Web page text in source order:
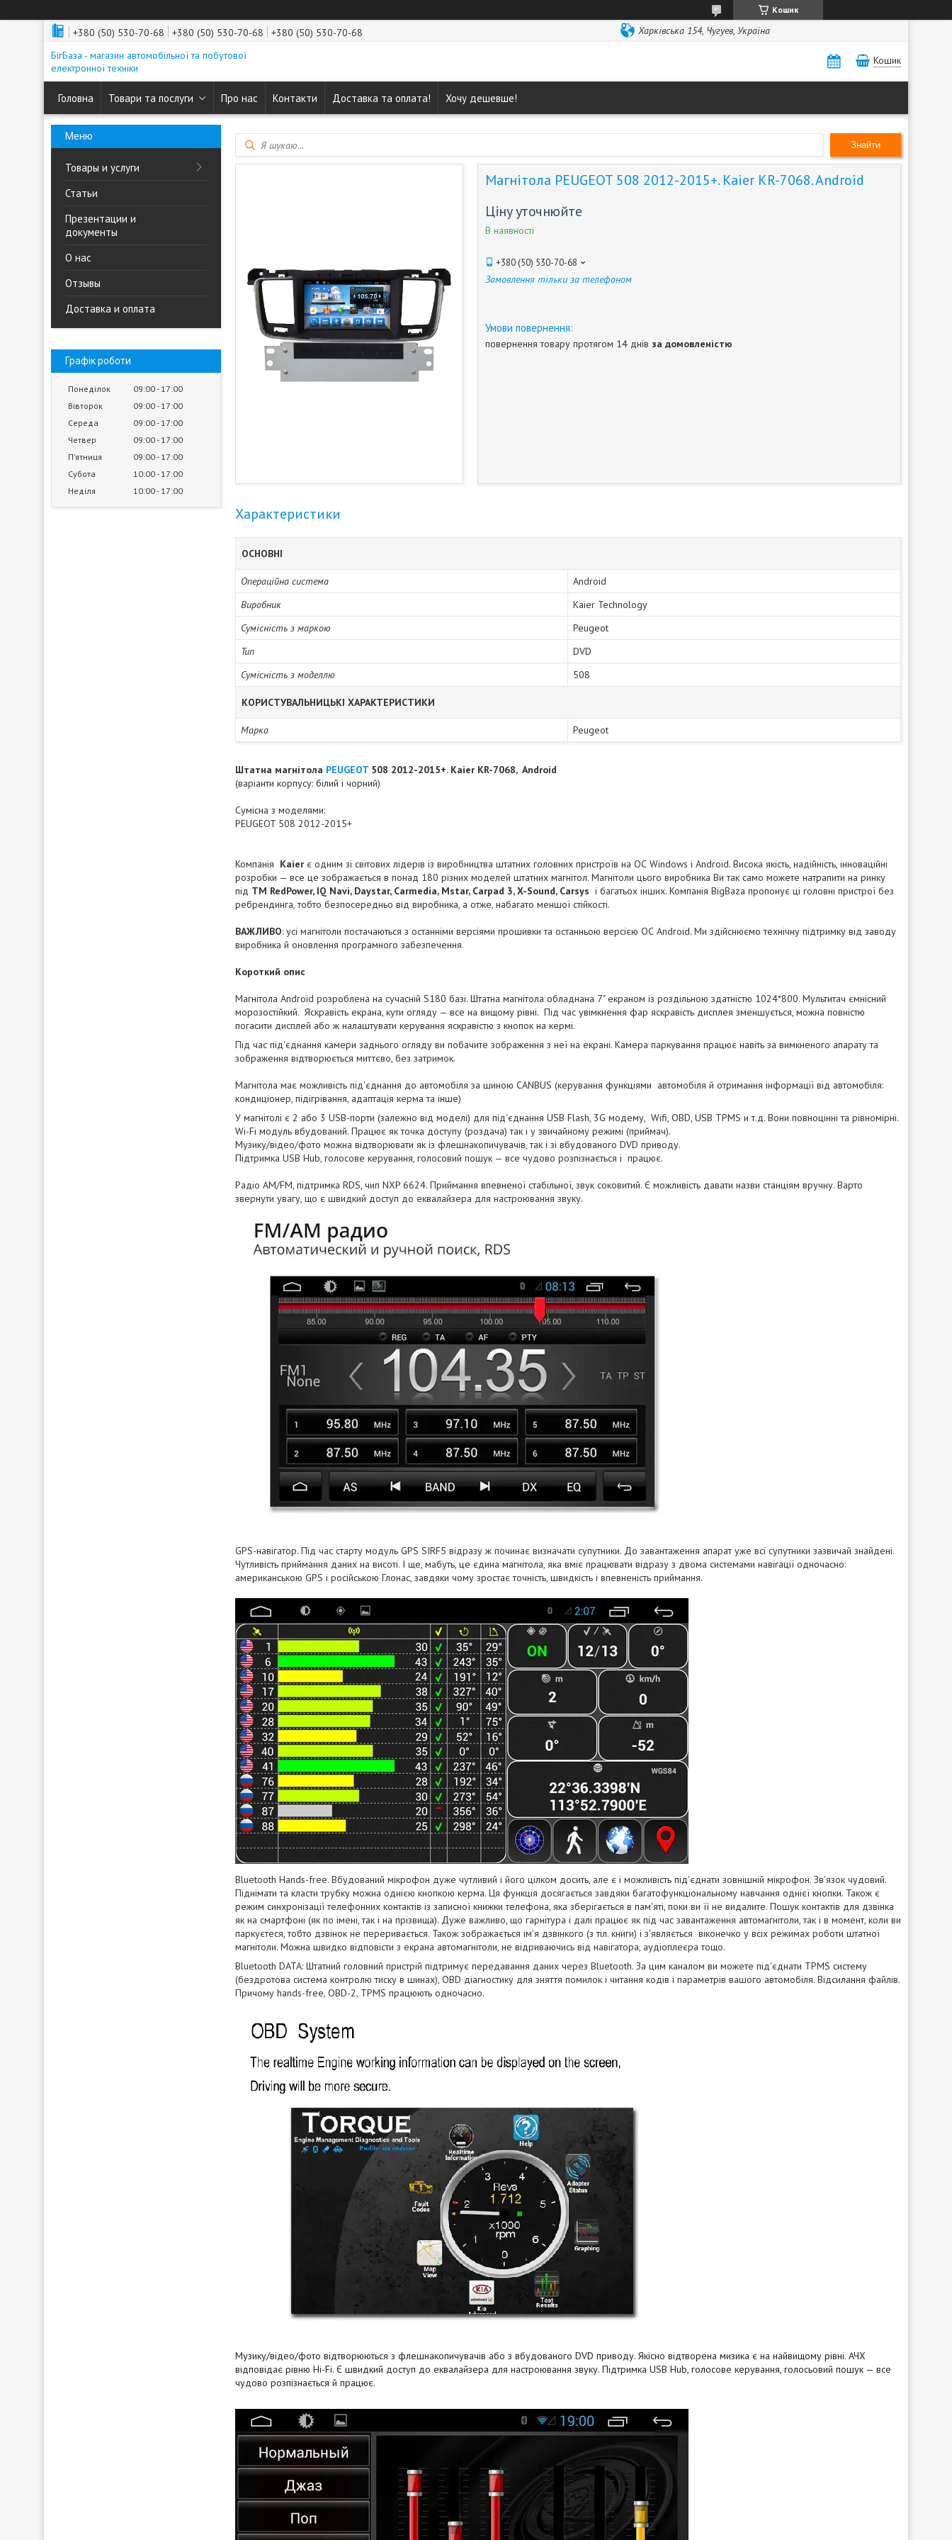
Кошик
+380 (50) 530-70-68 +380 (50) 530-70-68 +380 (50) 530-70-68
Харківська 154, Чугуев, Україна
БігБаза - магазин автомобільної та побутової
електронної техніки
Кошик
Головна Товари та послуги Про нас Контакти Доставка та оплата! Хочу дешевше!
Товары и услуги
Статьи
Презентации и
документы
О нас
Отзывы
Доставка и оплата
Графік роботи
Понеділок 09:00 17:00
Вівторок
09:00 17:00
Середа
09:00 17:00
Четвер
09:00 17:00
Пʼятниця
09:00 17:00
Субота
10:00 17:00
Неділя
10:00 17:00
Знайти
Магнітола PEUGEOT 508 2012-2015+. Kaier KR-7068. Android
Ціну уточнюйте
В наявності
+380 (50) 530-70-68
Замовлення тільки за телефоном
повернення товару протягом 14 днів за домовленістю
Характеристики
ОСНОВНІ
Операційна система
Android
Виробник
Kaier Technology
Сумісність з маркою
Peugeot
Тип
DVD
Сумісність з моделлю
508
КОРИСТУВАЛЬНИЦЬКІ ХАРАКТЕРИСТИКИ
Марка Peugeot
Штатна магнітола PEUGEOT 508 2012-2015+. Kaier KR-7068, Android
(варіанти корпусу: білий і чорний)
Сумісна з моделями:
PEUGEOT 508 2012-2015+
Компанія Kaier є одним зі світових лідерів із виробництва штатних головних пристроїв на ОС Windows і Android. Висока якість, надійність, інноваційні
розробки — все це зображається в понад 180 різних моделей штатних магнітол. Магнітоли цього виробника Ви так само можете натрапити на ринку
під ТМ RedPower, IQ Navi, Daystar, Carmedia, Mstar, Carpad 3, X-Sound, Carsys і багатьох інших. Компанія BigBaza пропонує ці головні пристрої без
ребрендинга, тобто безпосередньо від виробника, а отже, набагато меншої стійкості.
ВАЖЛИВО: усі магнітоли постачаються з останніми версіями прошивки та останньою версією ОС Android. Ми здійснюємо технічну підтримку від заводу
виробника й оновлення програмного забезпечення.
Короткий опис
Магнітола Android розроблена на сучасній S180 базі. Штатна магнітола обладнана 7" екраном із роздільною здатністю 1024*800. Мультитач ємнісний
морозостійкий. Яскравість екрана, кути огляду — все на вищому рівні. Під час увімкнення фар яскравість дисплея зменшується, можна повністю
погасити дисплей або ж налаштувати керування яскравістю з кнопок на кермі.
Під час під'єднання камери заднього огляду ви побачите зображення з неї на екрані. Камера паркування працює навіть за вимкненого апарату та
зображення відтворюється миттєво, без затримок.
Магнітола має можливість під'єднання до автомобіля за шиною CANBUS (керування функціями автомобіля й отримання інформації від автомобіля:
кондиціонер, підігрівання, адаптація керма та інше)
У магнітолі є 2 або 3 USB-порти (залежно від моделі) для під'єднання USB Flash, 3G модему, Wifi, OBD, USB TPMS и т.д. Вони повноцінні та рівномірні.
Wi-Fi модуль вбудований. Працює як точка доступу (роздача) так і у звичайному режимі (приймач).
Музику/відео/фото можна відтворювати як із флешнакопичувачів, так і зі вбудованого DVD приводу.
Підтримка USB Hub, голосове керування, голосовий пошук — все чудово розпізнається і працює.
Радіо AM/FM, підтримка RDS, чип NXP 6624. Приймання впевненої стабільної, звук соковитий. Є можливість давати назви станціям вручну. Варто
звернути увагу, що є швидкий доступ до еквалайзера для настроювання звуку.
GPS-навігатор. Під час старту модуль GPS SIRF5 відразу ж починає визначати супутники. До завантаження апарат уже всі супутники зазвичай знайдені.
Чутливість приймання даних на висоті. І ще, мабуть, це єдина магнітола, яка вміє працювати відразу з двома системами навігації одночасно:
американською GPS і російською Глонас, завдяки чому зростає точність, швидкість і впевненість приймання.
Bluetooth Hands-free. Вбудований мікрофон дуже чутливий і його цілком досить, але є і можливість під'єднати зовнішній мікрофон. Зв'язок чудовий.
Піднімати та класти трубку можна однією кнопкою керма. Ця функція досягається завдяки багатофункціональному навчання однієї кнопки. Також є
режим синхронізації телефонних контактів із записної книжки телефона, яка зберігається в пам'яті, поки ви її не видалите. Пошук контактів для дзвінка
як на смартфоні (як по імені, так і на прізвища). Дуже важливо, що гарнітура і далі працює як під час завантаження автомагнітоли, так і в момент, коли ви
паркуєтеся, тобто дзвінок не переривається. Також зображається ім'я дзвінкого (з тіл. книги) і з'являється віконечко у всіх режимах роботи штатної
магнітоли. Можна швидко відповісти з екрана автомагнітоли, не відриваючись від навігатора, аудіоплеєра тощо.
Bluetooth DATA: Штатний головний пристрій підтримує передавання даних через Bluetooth. За цим каналом ви можете під'єднати TPMS систему
(бездротова система контролю тиску в шинах), OBD діагностику для зняття помилок і читання кодів і параметрів вашого автомобіля. Відсилання файлів.
Причому hands-free, OBD-2, TPMS працюють одночасно.
Музику/відео/фото відтворюються з флешнакопичувачів або з вбудованого DVD приводу. Якісно відтворена мизика є на найвищому рівні. АЧХ
відповідає рівню Hi-Fi. Є швидкий доступ до еквалайзера для настроювання звуку. Підтримка USB Hub, голосове керування, голосьовий пошук — все
чудово розпізнається й працює.